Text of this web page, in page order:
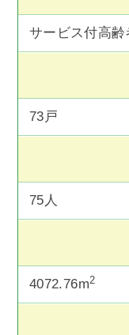
サービス付高齢
73戸
75人
4072.76m2